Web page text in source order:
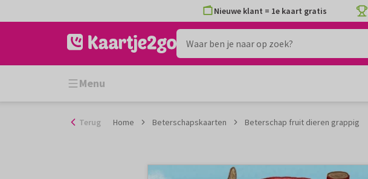
naar
Nieuwe klant = 1e kaart gratis
Menu
Terug Home Beterschapskaarten Beterschap fruit dieren grappig